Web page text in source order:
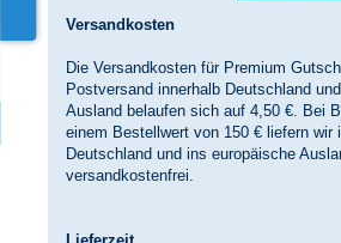
Versandkosten
Die Versandkosten für Premium
Postversand innerhalb Deutschland
Ausland belaufen sich auf 4,50 €. Bei
einem Bestellwert von 150 € liefern wir
Deutschland und ins europäische
versandkostenfrei.